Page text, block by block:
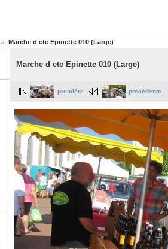
Marche d ete Epinette 010 (Large)
Marche d ete Epinette 010 (Large)
première précédente